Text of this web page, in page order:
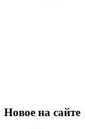
Новое на сайте